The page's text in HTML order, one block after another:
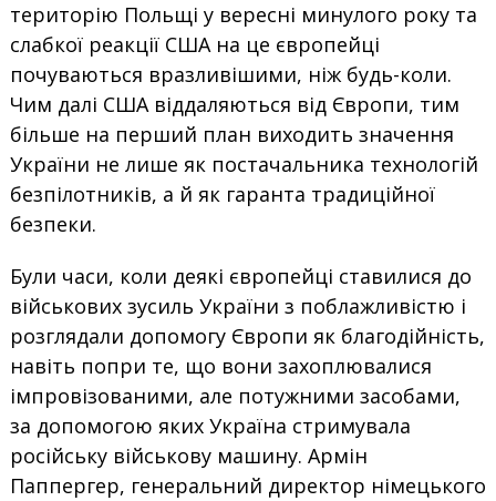
територію Польщі у вересні минулого року та
слабкої реакції США на це європейці
почуваються вразливішими, ніж будь-коли.
Чим далі США віддаляються від Європи, тим
більше на перший план виходить значення
України не лише як постачальника технологій
безпілотників, а й як гаранта традиційної
безпеки.
Були часи, коли деякі європейці ставилися до
військових зусиль України з поблажливістю і
розглядали допомогу Європи як благодійність,
навіть попри те, що вони захоплювалися
імпровізованими, але потужними засобами,
за допомогою яких Україна стримувала
російську військову машину. Армін
Паппергер, генеральний директор німецького